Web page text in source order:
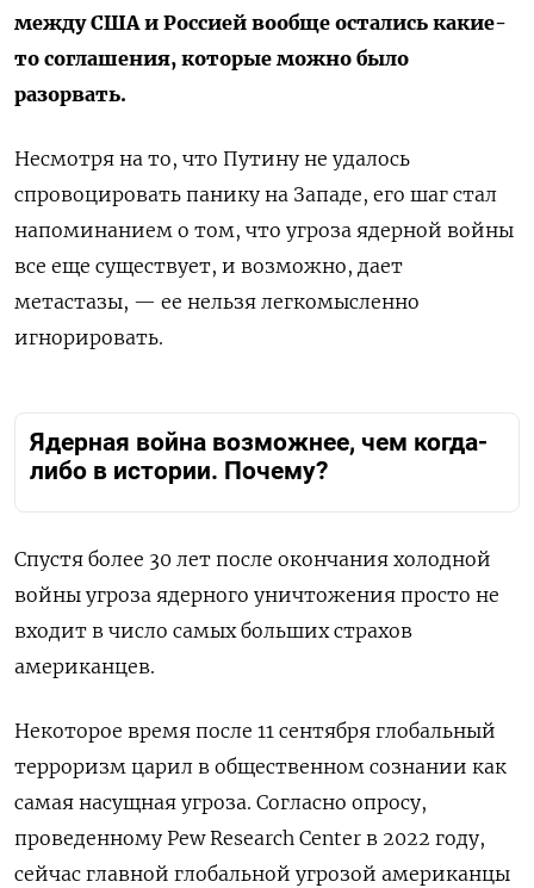
между США и Россией вообще остались какие-
то соглашения, которые можно было
разорвать.
Несмотря на то, что Путину не удалось
спровоцировать панику на Западе, его шаг стал
напоминанием о том, что угроза ядерной войны
все еще существует, и возможно, дает
метастазы, — ее нельзя легкомысленно
игнорировать.
Ядерная война возможнее, чем когда-
либо в истории. Почему?
Спустя более 30 лет после окончания холодной
войны угроза ядерного уничтожения просто не
входит в число самых больших страхов
американцев.
Некоторое время после 11 сентября глобальный
терроризм царил в общественном сознании как
самая насущная угроза. Согласно опросу,
проведенному Pew Research Center в 2022 году,
сейчас главной глобальной угрозой американцы